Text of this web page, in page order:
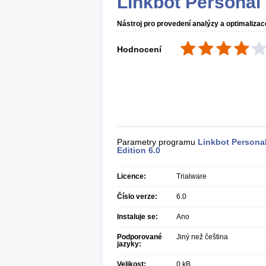
Nástroj pro provedení analýzy a
Hodnocení
Parametry programu Linkbot Personal
Edition 6.0
Licence: Trialware
Číslo verze: 6.0
Instaluje se: Ano
Podporované
jazyky:
Jiný než čeština
Velikost: 0 kB